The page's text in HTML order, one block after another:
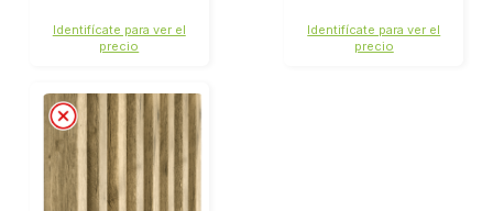
Identifícate para ver el
precio
Identifícate para ver el
precio